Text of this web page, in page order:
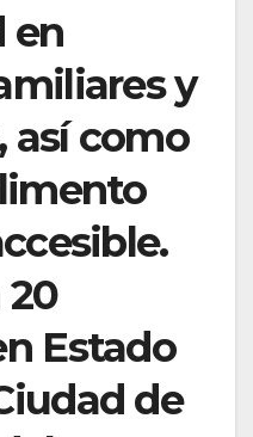
en
y
así como
20
Estado
de